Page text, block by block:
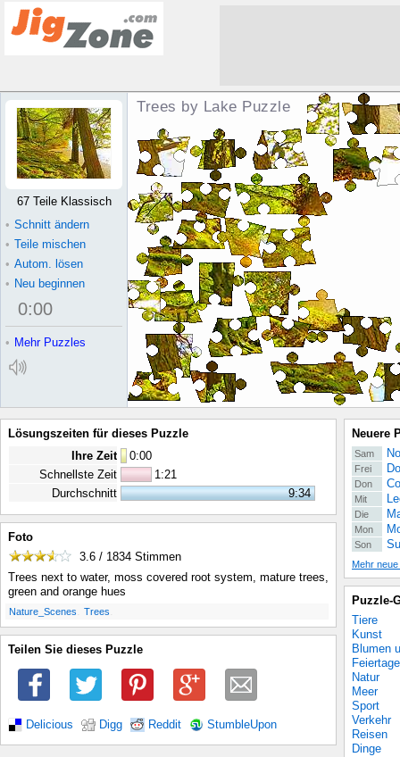
Trees by Lake Puzzle
67 Teile Klassisch
• Schnitt ändern
• Teile mischen
• Autom. lösen
• Neu beginnen
0:00
• Mehr Puzzles
Lösungszeiten für dieses Puzzle
Ihre Zeit
0:00
Schnellste Zeit
1:21
Durchschnitt
9:34
Foto
3.6 / 1834 Stimmen
Trees next to water, moss covered root system, mature trees,
green and orange hues
Nature_Scenes Trees
Teilen Sie dieses Puzzle
Delicious Digg Reddit StumbleUpon
Neuere
Sam
Frei
Don
Mit
Die
Mon
Son
Mehr
Puzzle-
Tiere
Kunst
Blumen
Feiertage
Natur
Meer
Sport
Verkehr
Reisen
Dinge